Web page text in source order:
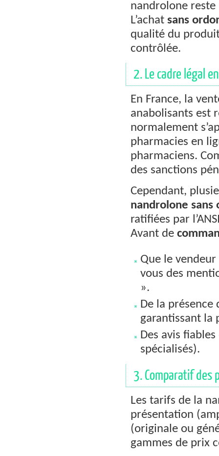
nandrolone
L’achat sans
qualité du
contrôlée.
2. Le cadre légal
En France, la
anabolisants est
normalement
pharmacies en
pharmaciens.
des sanctions
Cependant,
nandrolone sans
ratifiées par
Avant de
Que le
vous des
».
De la présence
garantissant la
Des avis
spécialisés).
3. Comparatif des
Les tarifs de la
présentation
(originale ou
gammes de prix